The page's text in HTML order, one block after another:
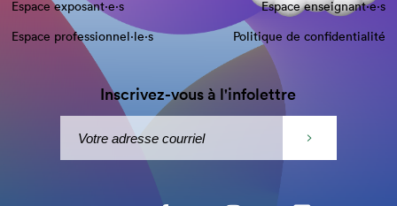
Espace exposant·e⋅s
Espace enseignant·e⋅s
Espace professionnel·le⋅s
Politique de confidentialité
Inscrivez-vous à l'infolettre